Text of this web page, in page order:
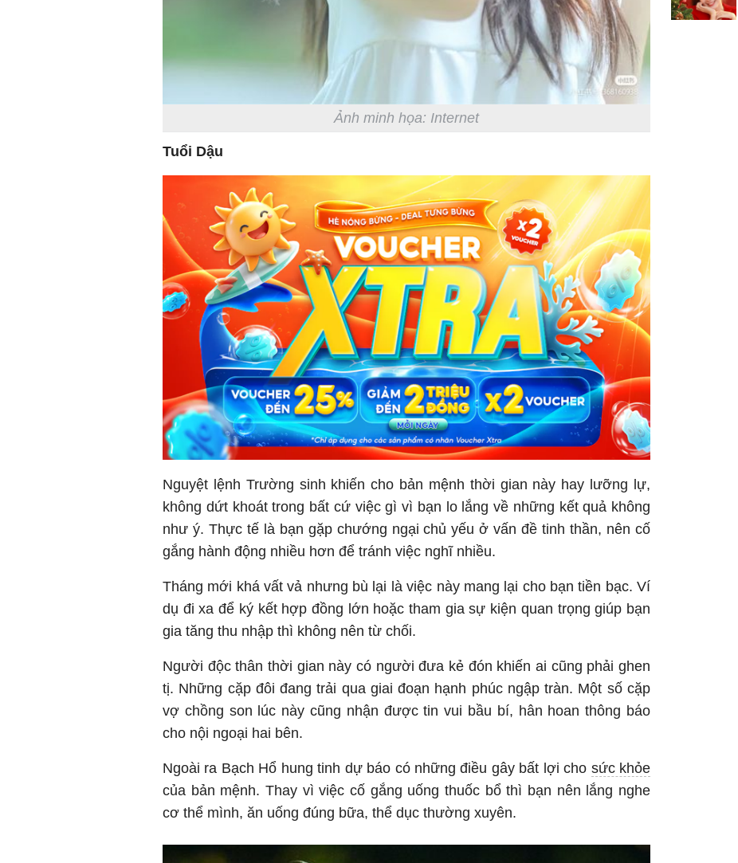
Ảnh minh họa: Internet
Tuổi Dậu
Nguyệt lệnh Trường sinh khiến cho bản mệnh thời gian này hay lưỡng lự,
không dứt khoát trong bất cứ việc gì vì bạn lo lắng về những kết quả không
như ý. Thực tế là bạn gặp chướng ngại chủ yếu ở vấn đề tinh thần, nên cố
gắng hành động nhiều hơn để tránh việc nghĩ nhiều.
Tháng mới khá vất vả nhưng bù lại là việc này mang lại cho bạn tiền bạc. Ví
dụ đi xa để ký kết hợp đồng lớn hoặc tham gia sự kiện quan trọng giúp bạn
gia tăng thu nhập thì không nên từ chối.
Người độc thân thời gian này có người đưa kẻ đón khiến ai cũng phải ghen
tị. Những cặp đôi đang trải qua giai đoạn hạnh phúc ngập tràn. Một số cặp
vợ chồng son lúc này cũng nhận được tin vui bầu bí, hân hoan thông báo
cho nội ngoại hai bên.
Ngoài ra Bạch Hổ hung tinh dự báo có những điều gây bất lợi cho sức khỏe
của bản mệnh. Thay vì việc cố gắng uống thuốc bổ thì bạn nên lắng nghe
cơ thể mình, ăn uống đúng bữa, thể dục thường xuyên.